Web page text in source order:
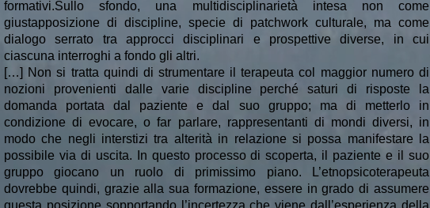
formativi.Sullo sfondo, una multidisciplinarietà intesa non come
giustapposizione di discipline, specie di patchwork culturale, ma come
dialogo serrato tra approcci disciplinari e prospettive diverse, in cui
ciascuna interroghi a fondo gli altri.
[…] Non si tratta quindi di strumentare il terapeuta col maggior numero di
nozioni provenienti dalle varie discipline perché saturi di risposte la
domanda portata dal paziente e dal suo gruppo; ma di metterlo in
condizione di evocare, o far parlare, rappresentanti di mondi diversi, in
modo che negli interstizi tra alterità in relazione si possa manifestare la
possibile via di uscita. In questo processo di scoperta, il paziente e il suo
gruppo giocano un ruolo di primissimo piano. L’etnopsicoterapeuta
dovrebbe quindi, grazie alla sua formazione, essere in grado di assumere